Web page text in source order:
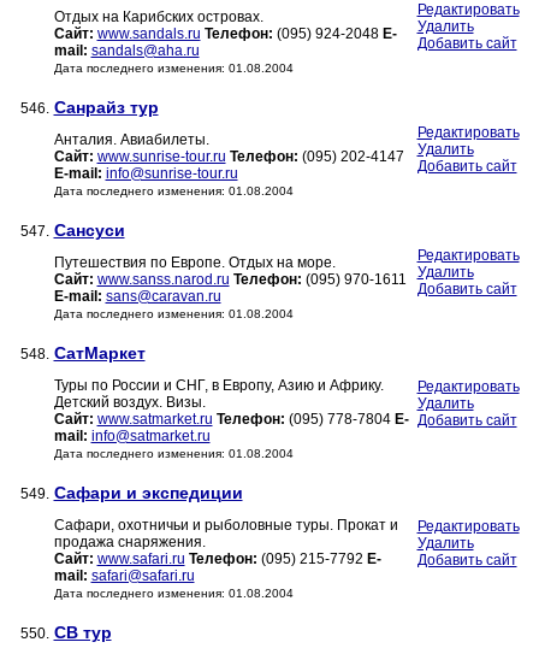
Отдых на Карибских островах.
Сайт: www.sandals.ru Телефон: (095) 924-2048 E-
mail: sandals@aha.ru
Дата последнего изменения: 01.08.2004
Редактировать
Удалить
Добавить сайт
546. Санрайз тур
Анталия. Авиабилеты.
Сайт: www.sunrise-tour.ru Телефон: (095) 202-4147
E-mail: info@sunrise-tour.ru
Дата последнего изменения: 01.08.2004
Редактировать
Удалить
Добавить сайт
547. Сансуси
Путешествия по Европе. Отдых на море.
Сайт: www.sanss.narod.ru Телефон: (095) 970-1611
E-mail: sans@caravan.ru
Дата последнего изменения: 01.08.2004
Редактировать
Удалить
Добавить сайт
548. СатМаркет
Туры по России и СНГ, в Европу, Азию и Африку.
Детский воздух. Визы.
Сайт: www.satmarket.ru Телефон: (095) 778-7804 E-
mail: info@satmarket.ru
Дата последнего изменения: 01.08.2004
Редактировать
Удалить
Добавить сайт
549. Сафари и экспедиции
Сафари, охотничьи и рыболовные туры. Прокат и
продажа снаряжения.
Сайт: www.safari.ru Телефон: (095) 215-7792 E-
mail: safari@safari.ru
Дата последнего изменения: 01.08.2004
Редактировать
Удалить
Добавить сайт
550. СВ тур